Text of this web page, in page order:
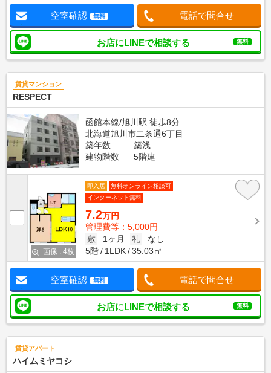
空室確認 無料 電話で問合せ
お店にLINEで相談する 無料
賃貸マンション
RESPECT
函館本線/旭川駅 徒歩8分
北海道旭川市二条通6丁目
築年数
築浅
建物階数
5階建
画像 : 4枚
即入居
無料オンライン相談可
インターネット無料
7.2万円
管理費等：5,000円
敷
1ヶ月 礼
なし
5階
1LDK 35.03㎡
空室確認 無料 電話で問合せ
お店にLINEで相談する 無料
賃貸アパート
ハイムミヤコシ